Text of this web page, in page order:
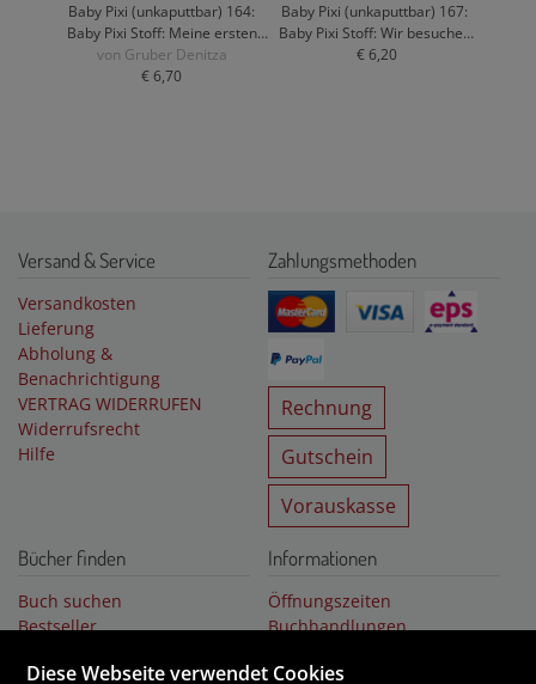
Baby Pixi (unkaputtbar) 164:
Baby Pixi Stoff: Meine ersten
Lieblingstiere
von Gruber Denitza
€ 6,70
Baby Pixi (unkaputtbar) 167:
Baby Pixi Stoff: Wir besuchen
den Bauernhof
€ 6,20
Versand & Service
Versandkosten
Lieferung
Abholung &
Benachrichtigung
VERTRAG WIDERRUFEN
Widerrufsrecht
Hilfe
Zahlungsmethoden
Rechnung
Gutschein
Vorauskasse
Bücher finden
Buch suchen
Bestseller
Literaturlisten
Informationen
Öffnungszeiten
Buchhandlungen
Karriere
Diese Webseite verwendet Cookies